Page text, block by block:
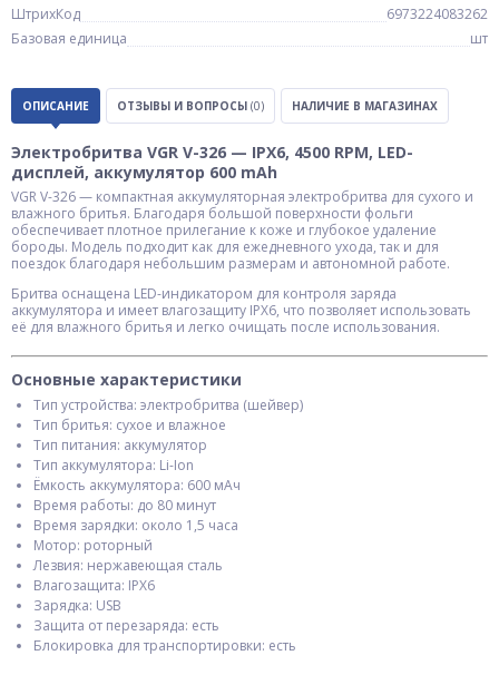
ШтрихКод
6973224083262
Базовая единица
шт
ОПИСАНИЕ ОТЗЫВЫ И ВОПРОСЫ (0) НАЛИЧИЕ В МАГАЗИНАХ
Электробритва VGR V-326 — IPX6, 4500 RPM, LED-
дисплей, аккумулятор 600 mAh
VGR V-326 — компактная аккумуляторная электробритва для сухого и
влажного бритья. Благодаря большой поверхности фольги
обеспечивает плотное прилегание к коже и глубокое удаление
бороды. Модель подходит как для ежедневного ухода, так и для
поездок благодаря небольшим размерам и автономной работе.
Бритва оснащена LED-индикатором для контроля заряда
аккумулятора и имеет влагозащиту IPX6, что позволяет использовать
её для влажного бритья и легко очищать после использования.
Основные характеристики
Тип устройства: электробритва (шейвер)
Тип бритья: сухое и влажное
Тип питания: аккумулятор
Тип аккумулятора: Li-Ion
Ёмкость аккумулятора: 600 мАч
Время работы: до 80 минут
Время зарядки: около 1,5 часа
Мотор: роторный
Лезвия: нержавеющая сталь
Влагозащита: IPX6
Зарядка: USB
Защита от перезаряда: есть
Блокировка для транспортировки: есть